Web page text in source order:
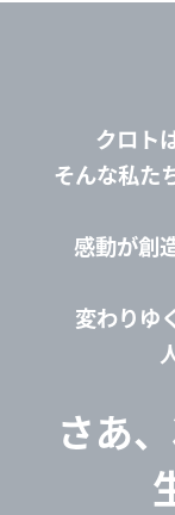
クロト
そんな私た
感動が創
変わりゆ
さあ